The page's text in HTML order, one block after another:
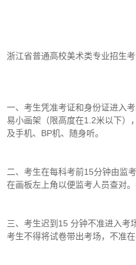
浙江省普通高校美术类专业招生
一、考生凭准考证和身份证进入
易小画架（限高度在1.2米以下）
及手机、BP机、随身听。
二、考生在每科考前15分钟由监
在画板左上角以便监考人员查对
三、考生迟到15 分钟不准进入考
考生不得将试卷带出考场，不准在